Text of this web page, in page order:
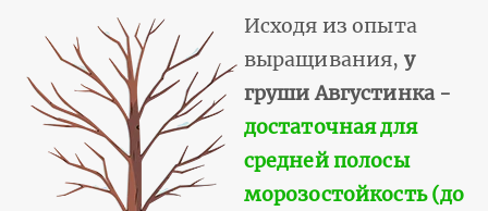
Исходя из опыта
выращивания, у
груши Августинка -
достаточная для
средней полосы
морозостойкость (до